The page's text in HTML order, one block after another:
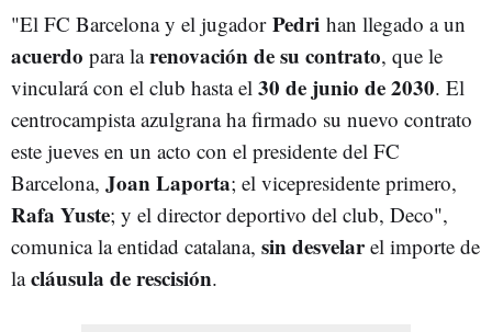
"El FC Barcelona y el jugador Pedri han llegado a un
acuerdo para larenovación de su contrato, que le
vinculará con el club hasta el 30 de junio de 2030. El
centrocampista azulgrana ha firmado su nuevo contrato
este jueves en un acto con el presidente del FC
Barcelona, ​​Joan Laporta; el vicepresidente primero,
Rafa Yuste; y el director deportivo del club, Deco",
comunica la entidad catalana, sin desvelarel importe de
lacláusula de rescisión.